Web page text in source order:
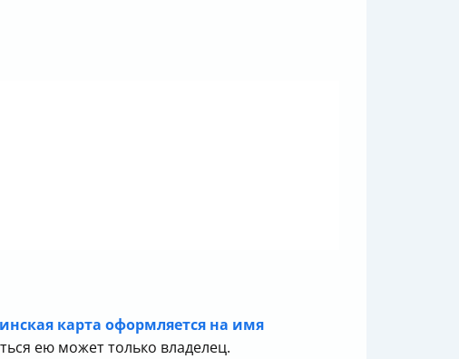
карта оформляется на имя
ею может только владелец.